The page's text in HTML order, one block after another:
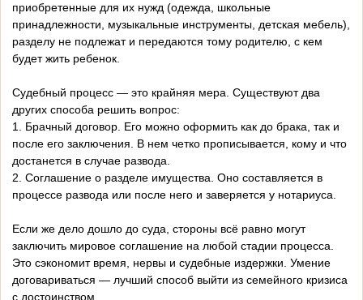
приобретенные для их нужд (одежда, школьные
принадлежности, музыкальные инструменты, детская мебель),
разделу не подлежат и передаются тому родителю, с кем
будет жить ребенок.
Судебный процесс — это крайняя мера. Существуют два
других способа решить вопрос:
1. Брачный договор. Его можно оформить как до брака, так и
после его заключения. В нем четко прописывается, кому и что
достанется в случае развода.
2. Соглашение о разделе имущества. Оно составляется в
процессе развода или после него и заверяется у нотариуса.
Если же дело дошло до суда, стороны всё равно могут
заключить мировое соглашение на любой стадии процесса.
Это сэкономит время, нервы и судебные издержки. Умение
договариваться — лучший способ выйти из семейного кризиса
с достоинством.